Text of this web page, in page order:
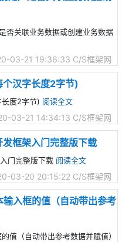
否关联业务数据或创建业务数据
03-21 19:36:33 C/S框架网
汉字长度2字节)
度2字节) 阅读全文
03-21 14:34:13 C/S框架网
框架入门完整版下载
门完整版下载 阅读全文
03-20 20:15:22 C/S框架网
入框的值（自动带出参考
值（自动带出参考数据并赋值）